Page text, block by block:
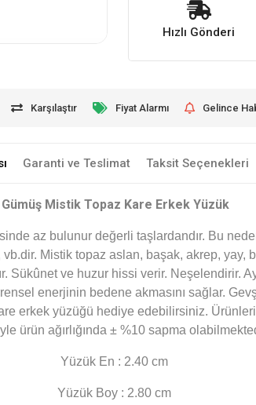
Hızlı Gönderi
Karşılaştır Fiyat Alarmı Gelince
Garanti ve Teslimat Taksit Seçenekleri
Gümüş Mistik Topaz Kare Erkek Yüzük
az bulunur değerli taşlardandır. Bu
vb.dir. Mistik topaz aslan, başak, akrep,
Sükûnet ve huzur hissi verir. Neşelendirir.
enerjinin bedene akmasını sağlar.
erkek yüzüğü hediye edebilirsiniz.
ürün ağırlığında ± %10 sapma
Yüzük En : 2.40 cm
Yüzük Boy : 2.80 cm